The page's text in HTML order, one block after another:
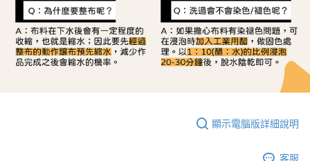
顯示電腦版詳細說明
客服